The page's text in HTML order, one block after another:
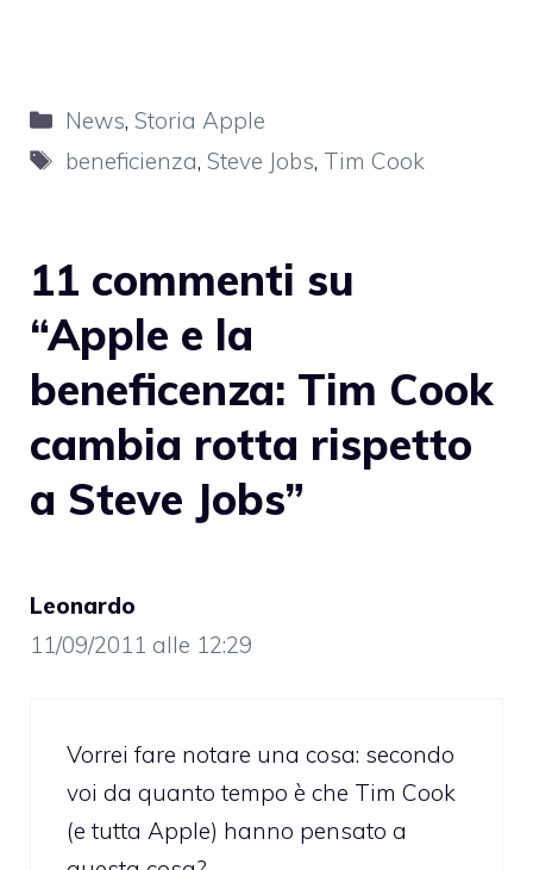
Categorie
News,Storia Apple
Tag
beneficienza,Steve Jobs, Tim Cook
11 commenti su
“Apple e la
beneficenza: Tim Cook
cambia rotta rispetto
a Steve Jobs”
Leonardo
11/09/2011 alle 12:29
Vorrei fare notare una cosa: secondo
voi da quanto tempo è che Tim Cook
(e tutta Apple) hanno pensato a